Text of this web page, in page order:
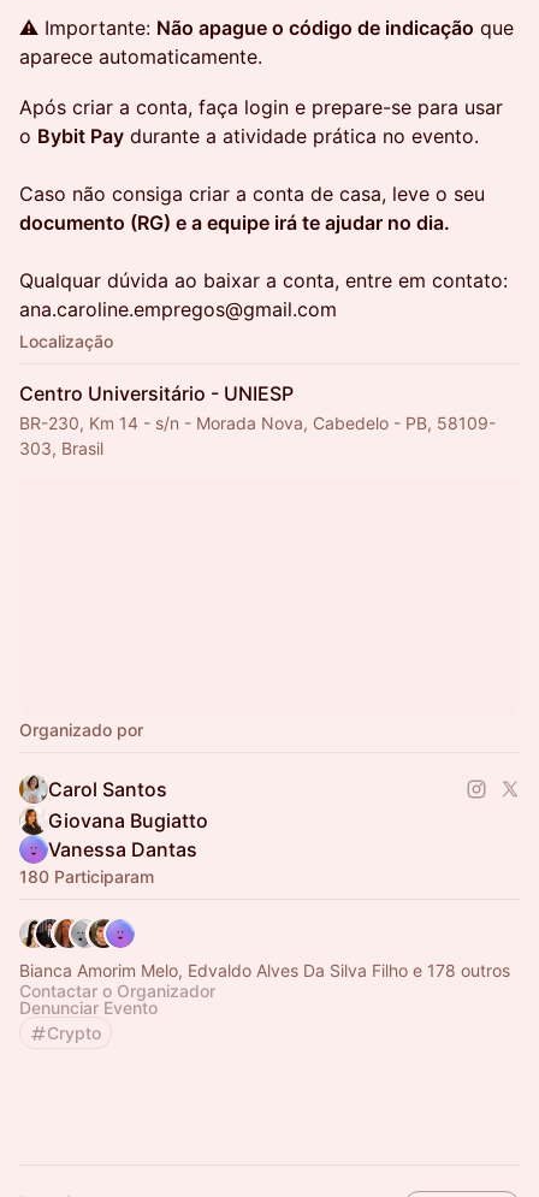
⚠️ Importante: Não apague o código de indicação que
aparece automaticamente.
Após criar a conta, faça login e prepare-se para usar
o Bybit Pay durante a atividade prática no evento.
Caso não consiga criar a conta de casa, leve o seu
documento (RG) e a equipe irá te ajudar no dia.
Qualquar dúvida ao baixar a conta, entre em contato:
ana.caroline.empregos@gmail.com
Localização
Centro Universitário - UNIESP
BR-230, Km 14 - s/n - Morada Nova, Cabedelo - PB, 58109-
303, Brasil
Organizado por
Carol Santos
Giovana Bugiatto
Vanessa Dantas
180 Participaram
Bianca Amorim Melo, Edvaldo Alves Da Silva Filho e 178 outros
Contactar o Organizador
Denunciar Evento
Crypto